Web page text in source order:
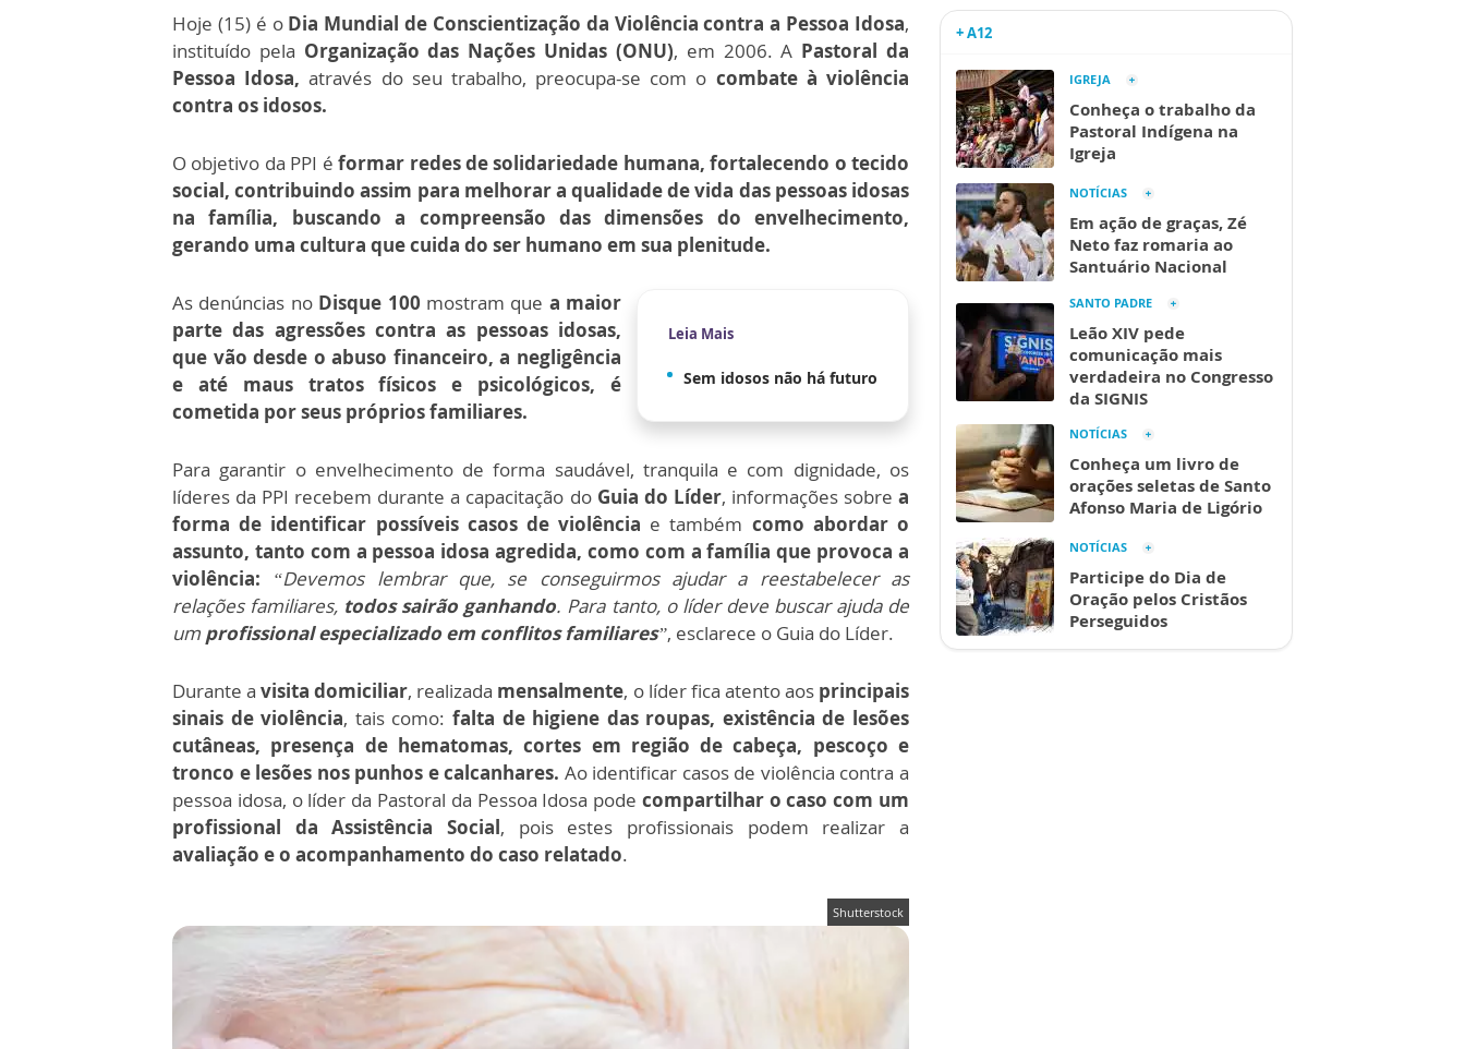
Hoje (15) é o Dia Mundial de Conscientização da Violência contra a Pessoa Idosa,
instituído pela Organização das Nações Unidas (ONU), em 2006.A Pastoral da
Pessoa Idosa, através do seu trabalho, preocupa-se com o combate à violência
contra os idosos.
O objetivo da PPI éformar redes de solidariedade humana, fortalecendo o tecido
social, contribuindo assim para melhorar a qualidade de vida das pessoas idosas
na família, buscando a compreensão das dimensões do envelhecimento,
gerando uma cultura que cuida do ser humano em sua plenitude.
Leia Mais
Sem idosos não há futuro
As denúncias no Disque 100 mostram que a maior
parte das agressões contra as pessoas idosas,
que vão desde o abuso financeiro, a negligência
e até maus tratos físicos e psicológicos, é
cometida por seus próprios familiares.
Para garantir o envelhecimento de forma saudável, tranquila e com dignidade, os
líderes da PPI recebem durante a capacitação do Guia do Líder, informações sobre a
forma de identificar possíveis casos de violência e também como abordar o
assunto, tanto com a pessoa idosa agredida, como com a família que provoca a
violência: “Devemos lembrar que, se conseguirmos ajudar a reestabelecer as
relações familiares, todos sairão ganhando. Para tanto, o líder deve buscar ajuda de
um profissional especializado em conflitos familiares”, esclarece o Guia do Líder.
Durante avisita domiciliar, realizada mensalmente, o líder fica atento aos principais
sinais de violência, tais como: falta de higiene das roupas, existência de lesões
cutâneas, presença de hematomas, cortes em região de cabeça, pescoço e
tronco e lesões nos punhos e calcanhares. Ao identificar casos de violência contra a
pessoa idosa, o líder da Pastoral da Pessoa Idosa pode compartilhar o caso com um
profissional da Assistência Social, pois estes profissionais podem realizar a
avaliação e o acompanhamento do caso relatado.
Shutterstock
+ A12
IGREJA
Conheça o trabalho da
Pastoral Indígena na
Igreja
NOTÍCIAS
Em ação de graças, Zé
Neto faz romaria ao
Santuário Nacional
SANTO PADRE
Leão XIV pede
comunicação mais
verdadeira no Congresso
da SIGNIS
NOTÍCIAS
Conheça um livro de
orações seletas de Santo
Afonso Maria de Ligório
NOTÍCIAS
Participe do Dia de
Oração pelos Cristãos
Perseguidos